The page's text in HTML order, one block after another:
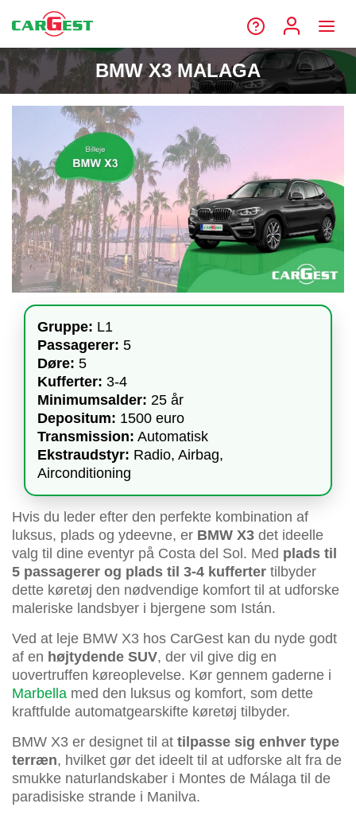
BMW X3 MALAGA
Gruppe: L1
Passagerer: 5
Døre: 5
Kufferter: 3-4
Minimumsalder: 25 år
Depositum: 1500 euro
Transmission: Automatisk
Ekstraudstyr: Radio, Airbag,
Airconditioning
Hvis du leder efter den perfekte kombination af
luksus, plads og ydeevne, er BMW X3 det ideelle
valg til dine eventyr på Costa del Sol. Med plads til
5 passagerer og plads til 3-4 kufferter tilbyder
dette køretøj den nødvendige komfort til at udforske
maleriske landsbyer i bjergene som Istán.
Ved at leje BMW X3 hos CarGest kan du nyde godt
af en højtydende SUV, der vil give dig en
uovertruffen køreoplevelse. Kør gennem gaderne i
Marbella med den luksus og komfort, som dette
kraftfulde automatgearskifte køretøj tilbyder.
BMW X3 er designet til at tilpasse sig enhver type
terræn, hvilket gør det ideelt til at udforske alt fra de
smukke naturlandskaber i Montes de Málaga til de
paradisiske strande i Manilva.